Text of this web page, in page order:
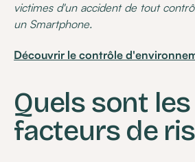
victimes d'un accident de tout
un Smartphone.
Découvrir le contrôle
Quels sont les
facteurs de